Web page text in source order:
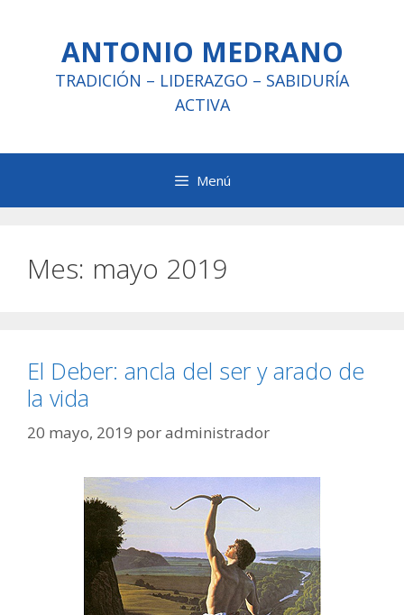
contenidoANTONIO MEDRANO
TRADICIÓN – LIDERAZGO – SABIDURÍA
ACTIVA
Menú
Mes: mayo 2019
El Deber: ancla del ser y arado de
la vida
20 mayo, 2019 poradministrador